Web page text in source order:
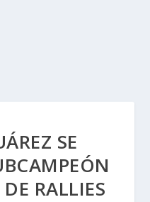
SE
RALLIES